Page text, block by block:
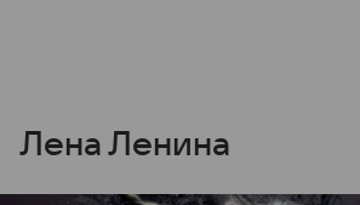
Лена Ленина